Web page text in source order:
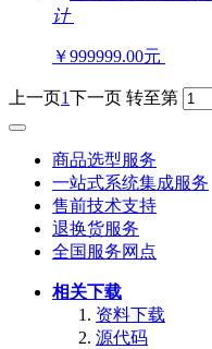
计
￥999999.00元
上一页1下一页 转至第
商品选型服务
一站式系统集成服务
售前技术支持
退换货服务
全国服务网点
相关下载
资料下载
源代码